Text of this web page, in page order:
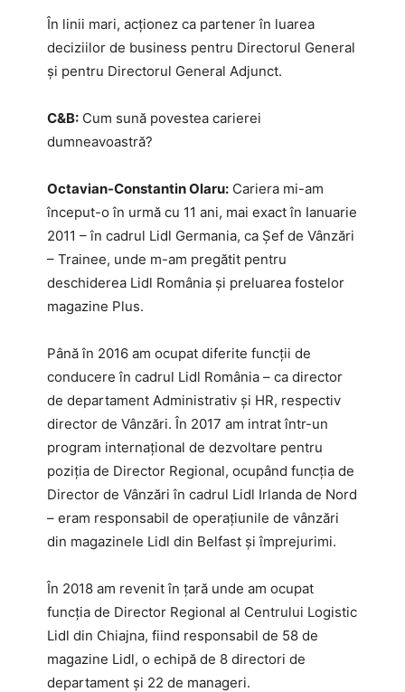
În linii mari, acționez ca partener în luarea
deciziilor de business pentru Directorul General
și pentru Directorul General Adjunct.
C&B: Cum sună povestea carierei
dumneavoastră?
Octavian-Constantin Olaru: Cariera mi-am
început-o în urmă cu 11 ani, mai exact în Ianuarie
2011 – în cadrul Lidl Germania, ca Șef de Vânzări
– Trainee, unde m-am pregătit pentru
deschiderea Lidl România și preluarea fostelor
magazine Plus.
Până în 2016 am ocupat diferite funcții de
conducere în cadrul Lidl România – ca director
de departament Administrativ și HR, respectiv
director de Vânzări. În 2017 am intrat într-un
program internațional de dezvoltare pentru
poziția de Director Regional, ocupând funcția de
Director de Vânzări în cadrul Lidl Irlanda de Nord
– eram responsabil de operațiunile de vânzări
din magazinele Lidl din Belfast și împrejurimi.
În 2018 am revenit în țară unde am ocupat
funcția de Director Regional al Centrului Logistic
Lidl din Chiajna, fiind responsabil de 58 de
magazine Lidl, o echipă de 8 directori de
departament și 22 de manageri.